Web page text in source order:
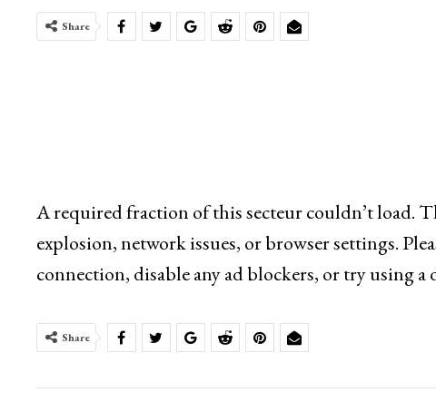
Share
A required fraction of this secteur couldn’t load.
explosion, network issues, or browser settings.
connection, disable any ad blockers, or try using a
Share